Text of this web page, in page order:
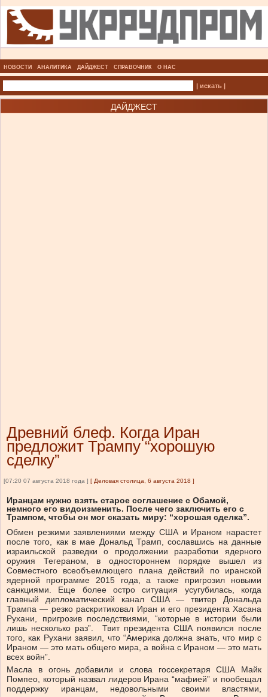
НОВОСТИ АНАЛИТИКА ДАЙДЖЕСТ СПРАВОЧНИК О НАС
| искать |
ДАЙДЖЕСТ
Древний блеф. Когда Иран
предложит Трампу “хорошую
сделку”
[07:20 07 августа 2018 года ] [ Деловая столица, 6 августа 2018 ]
Иранцам нужно взять старое соглашение с Обамой,
немного его видоизменить. После чего заключить его с
Трампом, чтобы он мог сказать миру: “хорошая сделка”.
Обмен резкими заявлениями между США и Ираном нарастет
после того, как в мае Дональд Трамп, сославшись на данные
израильской разведки о продолжении разработки ядерного
оружия Тегераном, в одностороннем порядке вышел из
Совместного всеобъемлющего плана действий по иранской
ядерной программе 2015 года, а также пригрозил новыми
санкциями. Еще более остро ситуация усугубилась, когда
главный дипломатический канал США — твитер Дональда
Трампа — резко раскритиковал Иран и его президента Хасана
Рухани, пригрозив последствиями, “которые в истории были
лишь несколько раз”. Твит президента США появился после
того, как Рухани заявил, что “Америка должна знать, что мир с
Ираном — это мать общего мира, а война с Ираном — это мать
всех войн”.
Масла в огонь добавили и слова госсекретаря США Майк
Помпео, который назвал лидеров Ирана “мафией” и пообещал
поддержку иранцам, недовольными своими властями,